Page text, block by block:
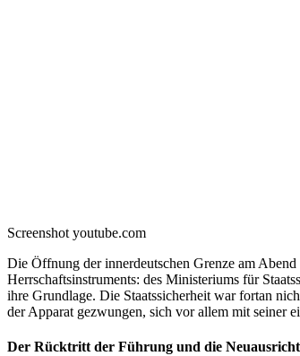
Screenshot youtube.com
Die Öffnung der innerdeutschen Grenze am
Herrschaftsinstruments: des Ministeriums für
ihre Grundlage. Die Staatssicherheit war fortan
der Apparat gezwungen, sich vor allem mit seiner
Der Rücktritt der Führung und die